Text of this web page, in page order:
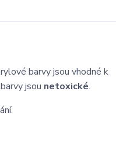
barvy jsou vhodné k
jsou netoxické.